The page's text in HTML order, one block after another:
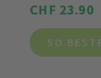
CHF 23.90
SO